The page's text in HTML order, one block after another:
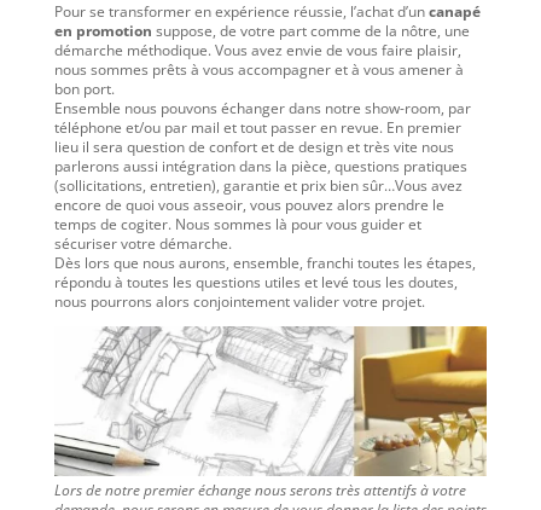
Pour se transformer en expérience réussie, l’achat d’uncanapé
en promotion suppose, de votre part comme de la nôtre, une
démarche méthodique. Vous avez envie de vous faire plaisir,
nous sommes prêts à vous accompagner et à vous amener à
bon port.
Ensemble nous pouvons échanger dans notre show-room, par
téléphone et/ou par mail et tout passer en revue. En premier
lieu il sera question de confort et de design et très vite nous
parlerons aussi intégration dans la pièce, questions pratiques
(sollicitations, entretien), garantie et prix bien sûr…Vous avez
encore de quoi vous asseoir, vous pouvez alors prendre le
temps de cogiter. Nous sommes là pour vous guider et
sécuriser votre démarche.
Dès lors que nous aurons, ensemble, franchi toutes les étapes,
répondu à toutes les questions utiles et levé tous les doutes,
nous pourrons alors conjointement valider votre projet.
Lors de notre premier échange nous serons très attentifs à votre